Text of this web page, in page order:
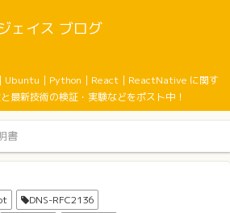
ェイス ブログ
Ubuntu｜Python｜React｜ReactNative に関す
最新技術の検証・実験などをポスト中！
書
DNS-RFC2136